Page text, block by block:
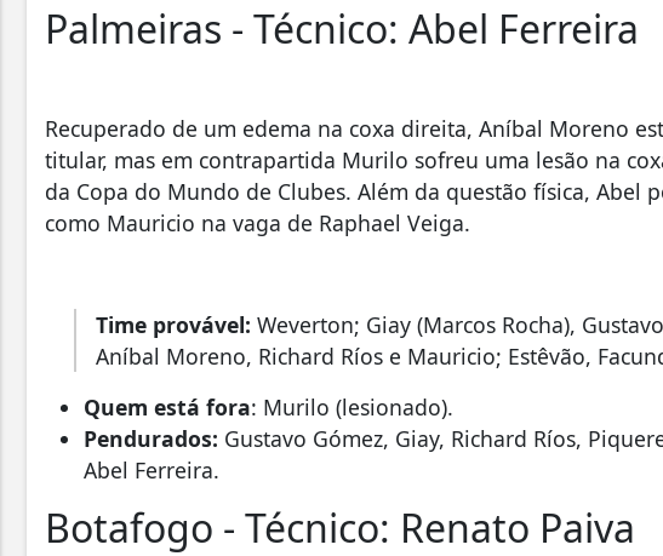
Palmeiras - Técnico: Abel Ferreira
Recuperado de um edema na coxa direita, Aníbal Moreno
titular, mas em contrapartida Murilo sofreu uma lesão na
da Copa do Mundo de Clubes. Além da questão física, Abel
como Mauricio na vaga de Raphael Veiga.
Time provável: Weverton; Giay (Marcos Rocha),
Aníbal Moreno, Richard Ríos e Mauricio; Estêvão,
Quem está fora: Murilo (lesionado).
Pendurados: Gustavo Gómez, Giay, Richard Ríos,
Abel Ferreira.
Botafogo - Técnico: Renato Paiva